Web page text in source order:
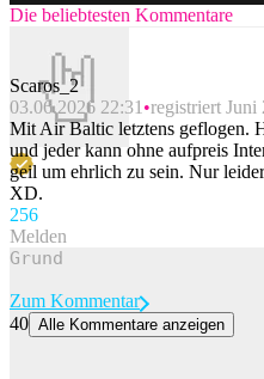
Die beliebtesten Kommentare
Scaros_2
03.06.2026 22:31 registriert Juni
Mit Air Baltic letztens geflogen.
und jeder kann ohne aufpreis
geil um ehrlich zu sein. Nur
XD.
256
Melden
Zum Kommentar
40 Alle Kommentare anzeigen